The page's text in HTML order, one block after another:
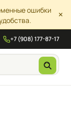
ошибки
×
+7 (908) 177-87-17